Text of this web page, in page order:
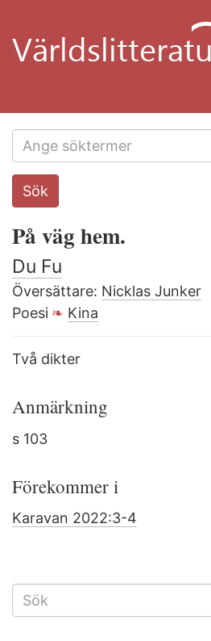
huvudinnehåll
Search
this
Sök
På väg hem.
Du Fu
Översättare: Nicklas Junker
Poesi
Kina
Två dikter
Anmärkning
s 103
Förekommer i
Karavan 2022:3-4
SÖKFORMULÄR